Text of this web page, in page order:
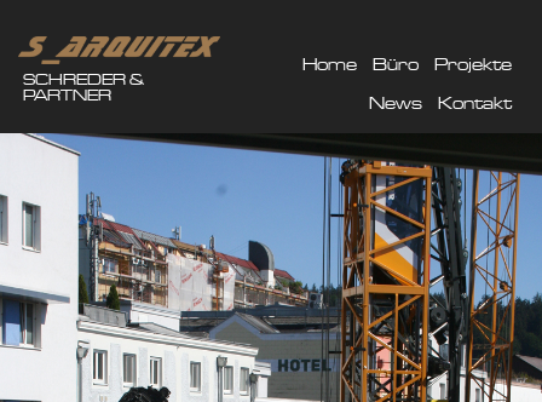
SCHREDER &
PARTNER
Home Büro Projekte
News Kontakt